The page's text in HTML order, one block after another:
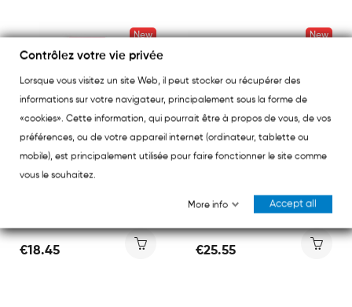
New
€18.45
New
Lierac Glow Le Gel-Crème Fraîcheur Eclat 50ml
€25.55
Contrôlez votre vie privée
Lorsque vous visitez un site Web, il peut stocker ou récupérer des
informations sur votre navigateur, principalement sous la forme de
«cookies». Cette information, qui pourrait être à propos de vous, de vos
préférences, ou de votre appareil internet (ordinateur, tablette ou
mobile), est principalement utilisée pour faire fonctionner le site comme
vous le souhaitez.
More info Accept all